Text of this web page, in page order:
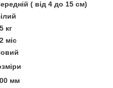
( від 4 до 15 см)
кг
міс
мм